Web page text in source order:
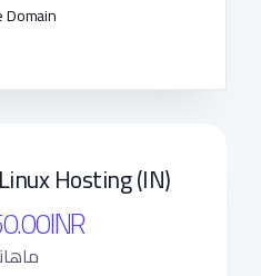
Hosting (IN)